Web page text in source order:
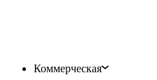
Коммерческая